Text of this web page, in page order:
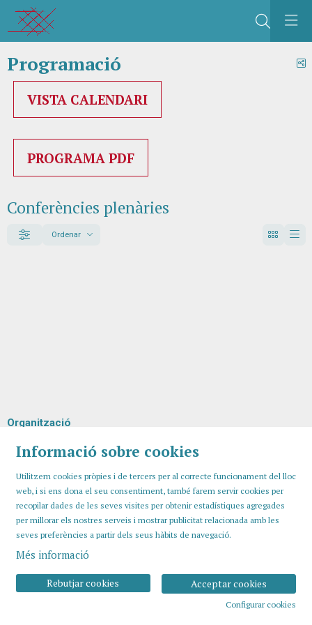
Cerca
Programació
VISTA CALENDARI
PROGRAMA PDF
Conferències plenàries
Filtrar Ordenar
Organització
Informació sobre cookies
Utilitzem cookies pròpies i de tercers per al correcte funcionament del lloc
web, i si ens dona el seu consentiment, també farem servir cookies per
recopilar dades de les seves visites per obtenir estadístiques agregades
per millorar els nostres serveis i mostrar publicitat relacionada amb les
seves preferències a partir dels seus hàbits de navegació.
Més informació
Acceptar cookies
Rebutjar cookies
Configurar cookies